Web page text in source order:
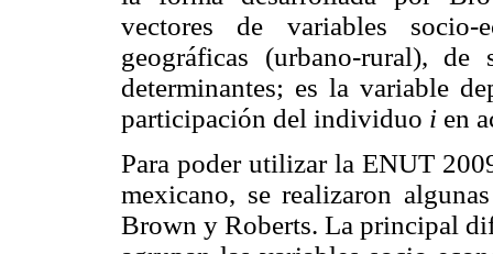
vectores de variables socio-
geográficas (urbano-rural),
determinantes; es la variable
participación del individuo i en
Para poder utilizar la ENUT
mexicano, se realizaron
Brown y Roberts. La principal